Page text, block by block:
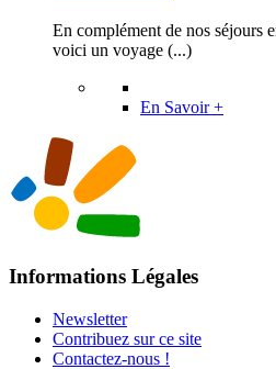
En complément de nos séjours
voici un voyage (...)
En Savoir +
Informations Légales
Newsletter
Contribuez sur ce site
Contactez-nous !